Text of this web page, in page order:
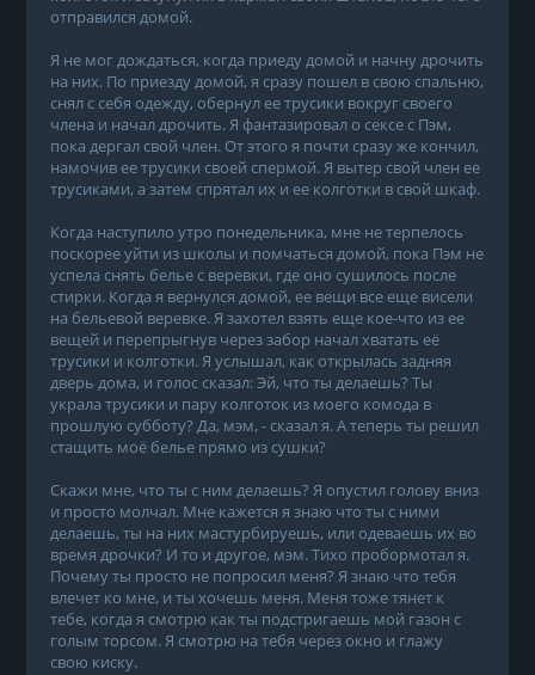
отправился домой.
Я не мог дождаться, когда приеду домой и начну дрочить
на них. По приезду домой, я сразу пошел в свою спальню,
снял с себя одежду, обернул ее трусики вокруг своего
члена и начал дрочить. Я фантазировал о сексе с Пэм,
пока дергал свой член. От этого я почти сразу же кончил,
намочив ее трусики своей спермой. Я вытер свой член ее
трусиками, а затем спрятал их и ее колготки в свой шкаф.
Когда наступило утро понедельника, мне не терпелось
поскорее уйти из школы и помчаться домой, пока Пэм не
успела снять белье с веревки, где оно сушилось после
стирки. Когда я вернулся домой, ее вещи все еще висели
на бельевой веревке. Я захотел взять еще кое-что из ее
вещей и перепрыгнув через забор начал хватать её
трусики и колготки. Я услышал, как открылась задняя
дверь дома, и голос сказал: Эй, что ты делаешь? Ты
украла трусики и пару колготок из моего комода в
прошлую субботу? Да, мэм, - сказал я. А теперь ты решил
стащить моё белье прямо из сушки?
Скажи мне, что ты с ним делаешь? Я опустил голову вниз
и просто молчал. Мне кажется я знаю что ты с ними
делаешь, ты на них мастурбируешь, или одеваешь их во
время дрочки? И то и другое, мэм. Тихо пробормотал я.
Почему ты просто не попросил меня? Я знаю что тебя
влечет ко мне, и ты хочешь меня. Меня тоже тянет к
тебе, когда я смотрю как ты подстригаешь мой газон с
голым торсом. Я смотрю на тебя через окно и глажу
свою киску.